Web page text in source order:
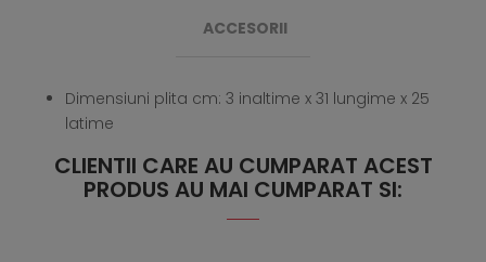
ACCESORII
Dimensiuni plita cm: 3 inaltime x 31 lungime x 25
latime
CLIENTII CARE AU CUMPARAT ACEST
PRODUS AU MAI CUMPARAT SI: